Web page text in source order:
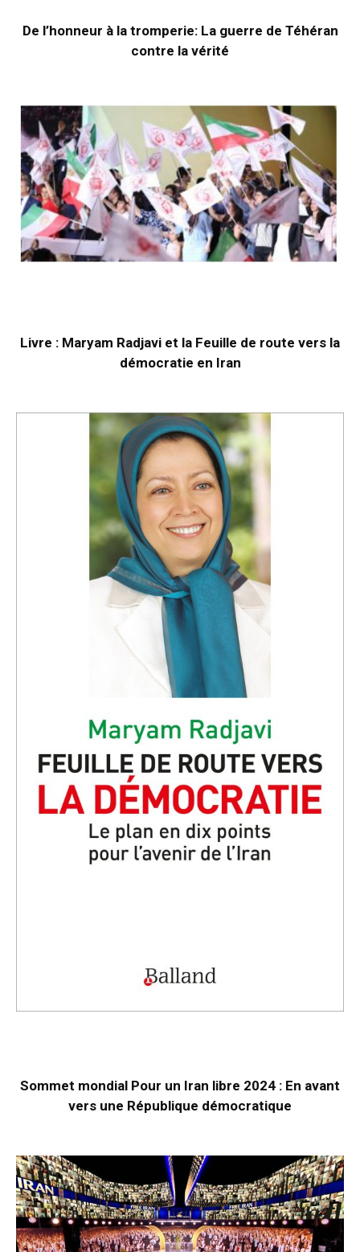
De l’honneur à la tromperie: La guerre de Téhéran
contre la vérité
Livre : Maryam Radjavi et la Feuille de route vers la
démocratie en Iran
Sommet mondial Pour un Iran libre 2024 : En avant
vers une République démocratique